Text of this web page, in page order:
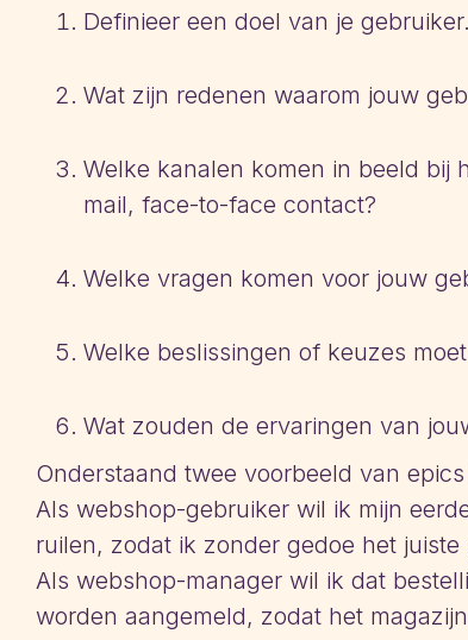
Definieer een doel van je
Wat zijn redenen waarom jouw
Welke kanalen komen in beeld bij
mail, face-to-face contact?
Welke vragen komen voor jouw
Welke beslissingen of keuzes
Wat zouden de ervaringen van
Onderstaand twee voorbeeld van
Als webshop-gebruiker wil ik mijn
ruilen, zodat ik zonder gedoe het
Als webshop-manager wil ik dat
worden aangemeld, zodat het